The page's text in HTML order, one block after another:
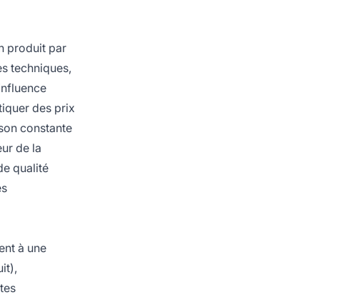
produit par
techniques,
des prix
constante
de la
qualité
à une